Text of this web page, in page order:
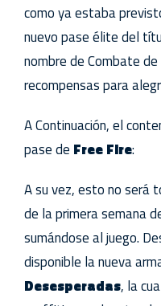
como ya estaba
nuevo pase élite del
nombre de Combate
recompensas para
A Continuación, el
pase de Free Fire:
A su vez, esto no será
de la primera semana
sumándose al juego.
disponible la nueva
Desesperadas, la